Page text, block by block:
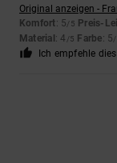
Original anzeigen -
Komfort: 5/5 Preis-
Material : 4 /5 Farbe: 5
Ich empfehle